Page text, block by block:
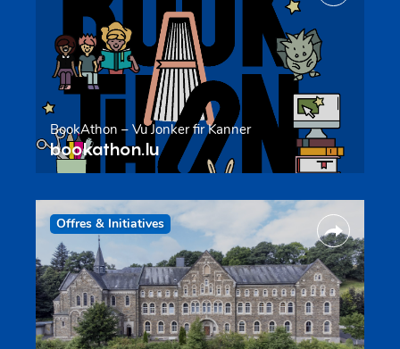
BookAthon – Vu Jonker fir Kanner
bookathon.lu
Offres & Initiatives